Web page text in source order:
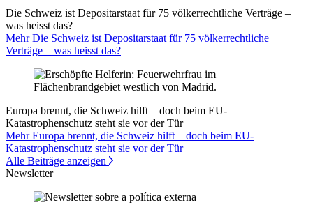
Die Schweiz ist Depositarstaat für 75 völkerrechtliche Verträge –
was heisst das?
Mehr Die Schweiz ist Depositarstaat für 75 völkerrechtliche
Verträge – was heisst das?
Europa brennt, die Schweiz hilft – doch beim EU-
Katastrophenschutz steht sie vor der Tür
Mehr Europa brennt, die Schweiz hilft – doch beim EU-
Katastrophenschutz steht sie vor der Tür
Alle Beiträge anzeigen
Newsletter